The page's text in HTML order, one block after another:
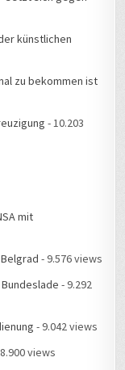
künstlichen
zu bekommen ist
- 10.203
mit
- 9.576 views
- 9.292
- 9.042 views
views